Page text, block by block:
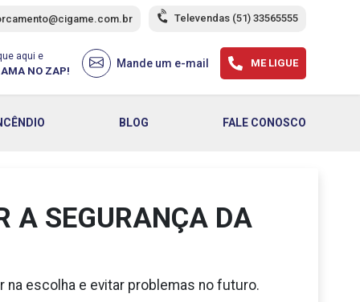
Televendas (51) 33565555
aqui e
NO ZAP!
Mande um e-mail ME LIGUE
BLOG FALE CONOSCO
A SEGURANÇA DA
escolha e evitar problemas no futuro.